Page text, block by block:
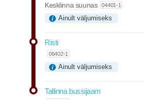
Kesklinna suunas 04401-1
Ainult väljumiseks
Risti
06402-1
Ainult väljumiseks
Tallinna bussijaam